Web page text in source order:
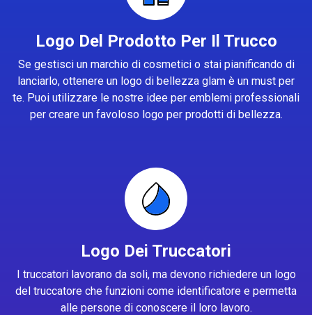
Logo Del Prodotto Per Il Trucco
Se gestisci un marchio di cosmetici o stai pianificando di
lanciarlo, ottenere un logo di bellezza glam è un must per
te. Puoi utilizzare le nostre idee per emblemi professionali
per creare un favoloso logo per prodotti di bellezza.
Logo Dei Truccatori
I truccatori lavorano da soli, ma devono richiedere un logo
del truccatore che funzioni come identificatore e permetta
alle persone di conoscere il loro lavoro.